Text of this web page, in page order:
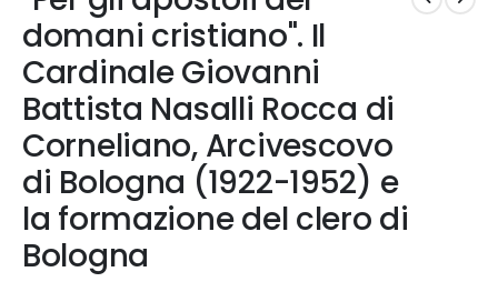
della
galleria
di
immagini
domani cristiano". Il
Cardinale Giovanni
Battista Nasalli Rocca di
Corneliano, Arcivescovo
di Bologna (1922-1952) e
la formazione del clero di
Bologna